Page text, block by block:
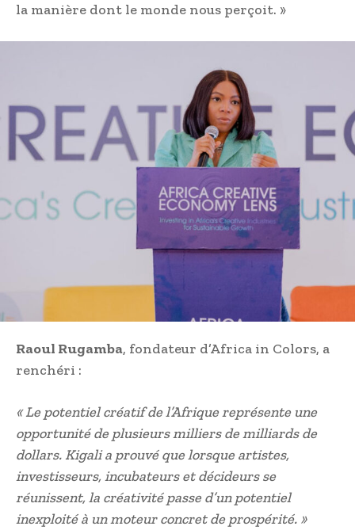
la manière dont le monde nous perçoit. »
Raoul Rugamba, fondateur d’Africa in Colors, a
renchéri :
« Le potentiel créatif de l’Afrique représente une
opportunité de plusieurs milliers de milliards de
dollars. Kigali a prouvé que lorsque artistes,
investisseurs, incubateurs et décideurs se
réunissent, la créativité passe d’un potentiel
inexploité à un moteur concret de prospérité. »